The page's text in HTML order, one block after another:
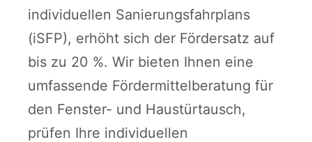
individuellen Sanierungsfahrplans
(iSFP), erhöht sich der Fördersatz auf
bis zu 20 %. Wir bieten Ihnen eine
umfassende Fördermittelberatung für
den Fenster- und Haustürtausch,
prüfen Ihre individuellen